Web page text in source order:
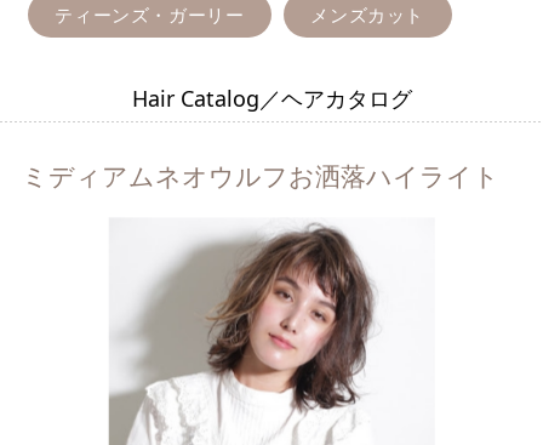
ティーンズ・ガーリー メンズカット
Hair Catalog／ヘアカタログ
ミディアムネオウルフお洒落ハイライト